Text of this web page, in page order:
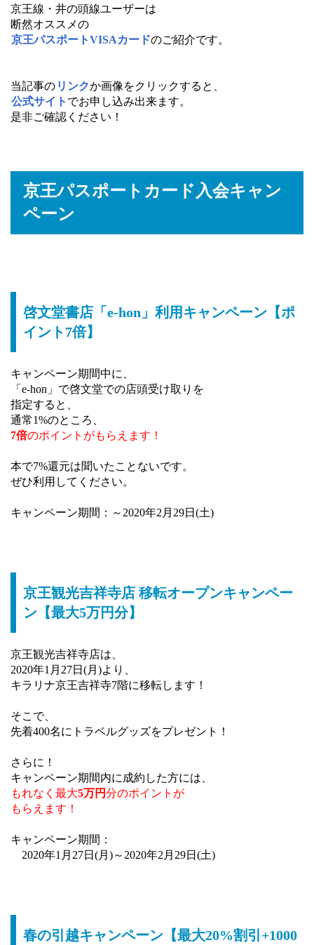
京王線・井の頭線ユーザーは
断然オススメの
京王パスポートVISAカードのご紹介です。
当記事の リンクか画像をクリックすると、
公式サイト でお申し込み出来ます。
是非ご確認ください！
京王パスポートカード入会キャン
ペーン
啓文堂書店「e-hon」利用キャンペーン【ポ
イント7倍】
キャンペーン期間中に、
「e-hon」で啓文堂での店頭受け取りを
指定すると、
通常1%のところ、
7倍のポイントがもらえます！
本で7%還元は聞いたことないです。
ぜひ利用してください。
キャンペーン期間：～2020年2月29日(土)
京王観光吉祥寺店 移転オープンキャンペー
ン【最大5万円分】
京王観光吉祥寺店は、
2020年1月27日(月)より、
キラリナ京王吉祥寺7階に移転します！
そこで、
先着400名にトラベルグッズをプレゼント！
さらに！
キャンペーン期間内に成約した方には、
もれなく最大5万円分のポイントが
もらえます！
キャンペーン期間：
2020年1月27日(月)～2020年2月29日(土)
春の引越キャンペーン【最大20%割引+1000